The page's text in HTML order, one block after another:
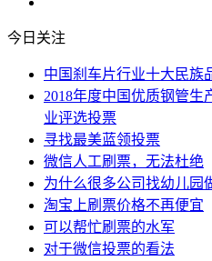
今日关注
中国刹车片行业十大民族
2018年度中国优质钢管
业评选投票
寻找最美蓝领投票
微信人工刷票，无法杜绝
为什么很多公司找幼儿园
淘宝上刷票价格不再便宜
可以帮忙刷票的水军
对于微信投票的看法